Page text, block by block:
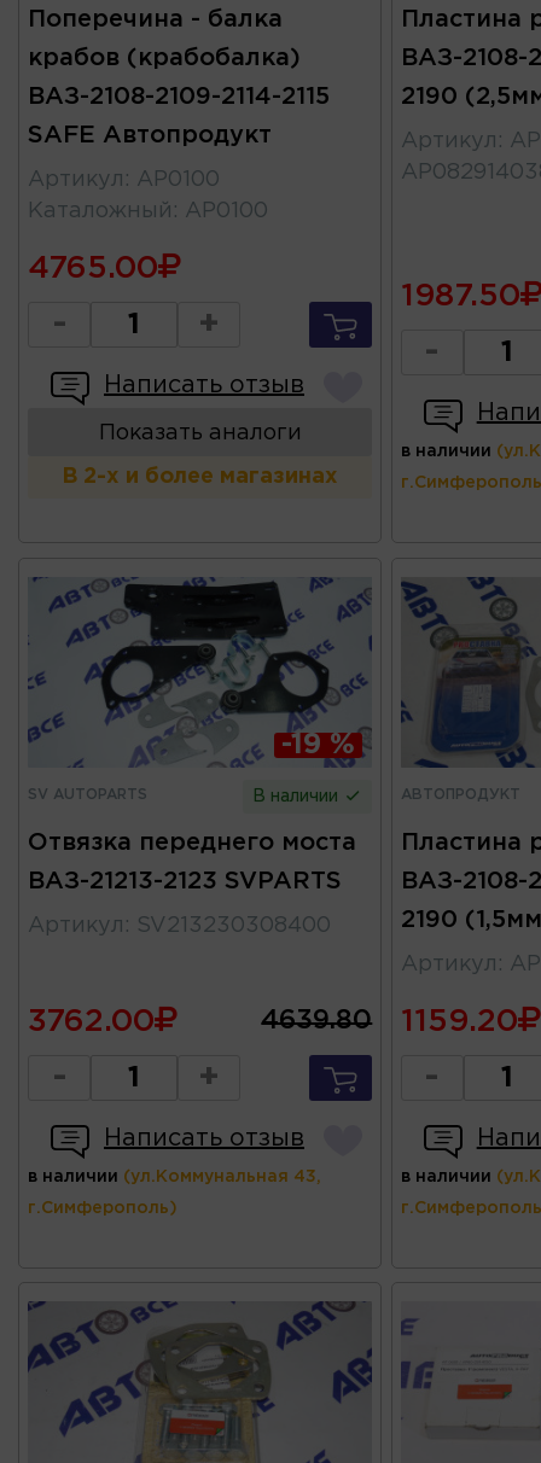
Поперечина - балка
крабов (крабобалка)
ВАЗ-2108-2109-2114-2115
SAFE Автопродукт
Артикул : АР0100
Каталожный : AP0100
4765.00
- +
Написать отзыв
Показать аналоги
В 2-х и более магазинах
Пластина
ВАЗ-2108-
2190
Артикул :
1987.50
-
в наличии
-19 %
SV AUTOPARTS В наличии
Отвязка переднего моста
ВАЗ-21213-2123 SVPARTS
Артикул : SV213230308400
3762.00 4639.80
- +
Написать отзыв
в наличии (ул.Коммунальная 43,
г.Симферополь)
АВТОПРОДУКТ
Пластина
ВАЗ-2108-
2190
Артикул :
1159.20
-
в наличии